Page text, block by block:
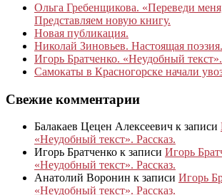
Ольга Гребенщикова. «Переведи
Представляем новую книгу.
Новая публикация.
Николай Зиновьев. Настоящая поэзия.
Игорь Братченко. «Неудобный текст».
Самокаты в Красногорске начали
Свежие комментарии
Балакаев Цецен Алексеевич к записи
«Неудобный текст». Рассказ.
Игорь Братченко к записи Игорь
«Неудобный текст». Рассказ.
Анатолий Воронин к записи Игорь
«Неудобный текст». Рассказ.